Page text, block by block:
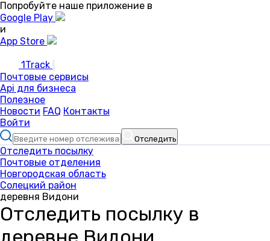
Попробуйте наше приложение в
Google Play
и
App Store
1Track
Почтовые сервисы
Api для бизнеса
Полезное
Новости FAQ Контакты
Войти
Отследить
Отследить посылку
Почтовые отделения
Новгородская область
Солецкий район
деревня Видони
Отследить посылку в